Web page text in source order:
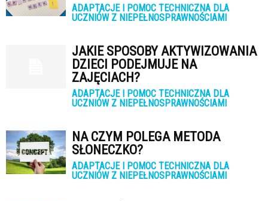
ADAPTACJE I POMOC TECHNICZNA DLA
UCZNIÓW Z NIEPEŁNOSPRAWNOŚCIAMI
JAKIE SPOSOBY AKTYWIZOWANIA
DZIECI PODEJMUJE NA
ZAJĘCIACH?
ADAPTACJE I POMOC TECHNICZNA DLA
UCZNIÓW Z NIEPEŁNOSPRAWNOŚCIAMI
NA CZYM POLEGA METODA
SŁONECZKO?
ADAPTACJE I POMOC TECHNICZNA DLA
UCZNIÓW Z NIEPEŁNOSPRAWNOŚCIAMI